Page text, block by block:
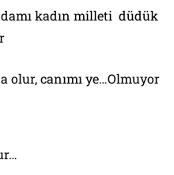
kadın milleti düdük
olur, canımı ye…Olmuyor